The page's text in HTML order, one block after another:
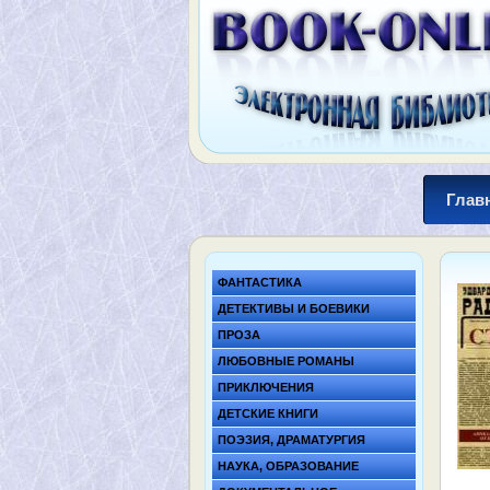
ФАНТАСТИКА
ДЕТЕКТИВЫ И БОЕВИКИ
ПРОЗА
ЛЮБОВНЫЕ РОМАНЫ
ПРИКЛЮЧЕНИЯ
ДЕТСКИЕ КНИГИ
ПОЭЗИЯ, ДРАМАТУРГИЯ
НАУКА, ОБРАЗОВАНИЕ